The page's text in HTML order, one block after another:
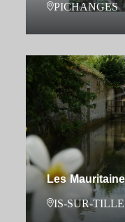
PICHANGES
Les
IS-SUR-TILLE